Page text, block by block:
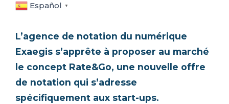
ES
Español ▼
L’agence de notation du numérique
Exaegis s’apprête à proposer au marché
le concept Rate&Go, une nouvelle offre
de notation qui s’adresse
spécifiquement aux start-ups.